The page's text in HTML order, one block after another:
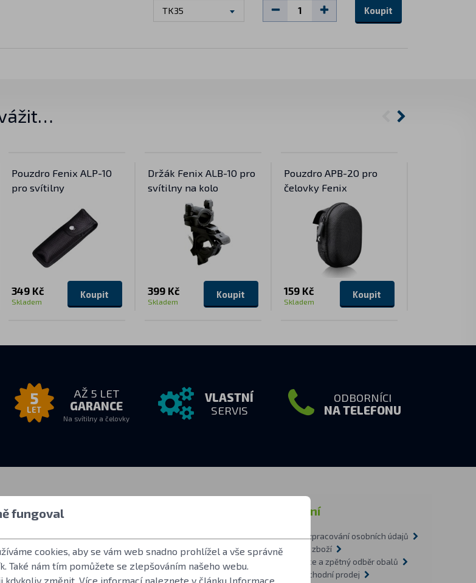
TK35 Koupit
Pouzdro Fenix ALP-10
pro svítilny
349 Kč
Skladem
Koupit
Držák Fenix ALB-10 pro
svítilny na kolo
399 Kč
Skladem
Koupit
Pouzdro APB-20 pro
čelovky Fenix
159 Kč
Skladem
Koupit
5
LET
AŽ 5 LET
GARANCE
Na svítilny a čelovky
VLASTNÍ
SERVIS
ODBORNÍCI
NA TELEFONU
Vše o nákupu
Obchodní podmínky
Vrácení zboží
Záruční podmínky Fenix
Často kladené otázky
Norma ANSI FL 1-2009
LED použité ve svítilnách
Ostatní
Zásady zpracování osobních údajů
Doprava zboží
Recyklace a zpětný odběr obalů
Velkoobchodní prodej
fungoval
cookies, aby se vám web snadno prohlížel a vše správně
Také nám tím pomůžete se zlepšováním našeho webu.
kdykoliv změnit. Více informací naleznete v článku Informace